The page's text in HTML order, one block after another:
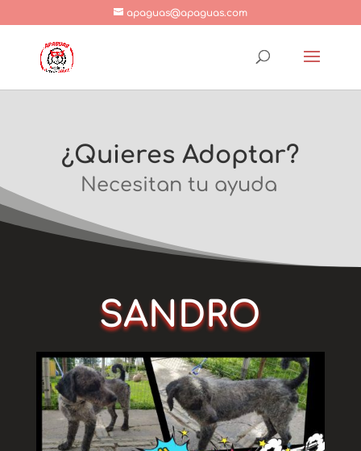
apaguas@apaguas.com
¿Quieres Adoptar?
Necesitan tu ayuda
SANDRO